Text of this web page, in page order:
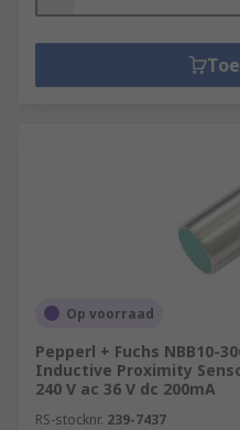
Op voorraad
Pepperl + Fuchs NBB10-
Inductive Proximity
240 V ac 36 V dc 200mA
RS-stocknr. 239-7437